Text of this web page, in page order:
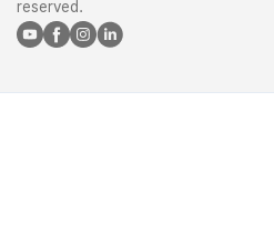
reserved.